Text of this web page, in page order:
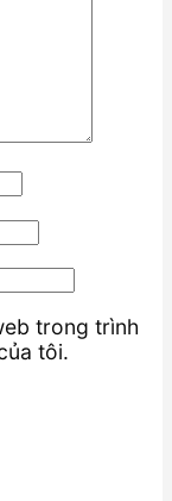
trong trình
tôi.